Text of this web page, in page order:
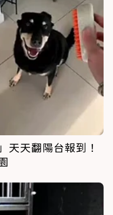
天天翻陽台報到！